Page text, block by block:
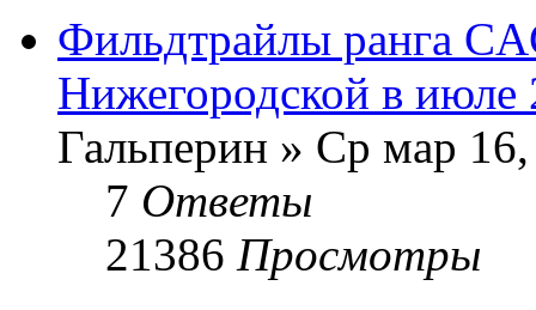
Фильдтрайлы ранга
Нижегородской в июле
Гальперин » Ср мар
7 Ответы
21386 Просмотры